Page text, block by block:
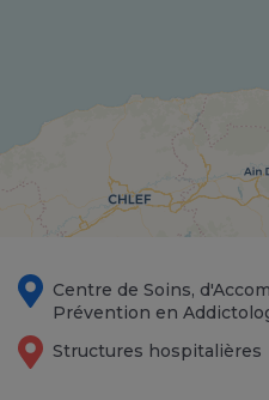
Centre de Soins,
Prévention en
Structures hospitalières